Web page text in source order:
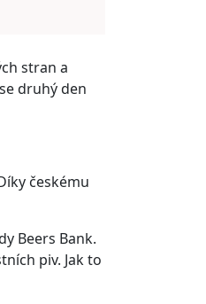
stran a
druhý den
českému
Beers Bank.
piv. Jak to